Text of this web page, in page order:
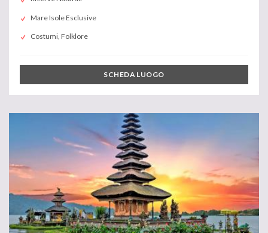
Mare Isole Esclusive
Costumi, Folklore
SCHEDA LUOGO